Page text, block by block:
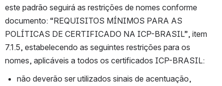
este padrão seguirá as restrições de nomes conforme
documento: “REQUISITOS MÍNIMOS PARA AS
POLÍTICAS DE CERTIFICADO NA ICP-BRASIL”, item
7.1.5, estabelecendo as seguintes restrições para os
nomes, aplicáveis a todos os certificados ICP-BRASIL:
não deverão ser utilizados sinais de acentuação,